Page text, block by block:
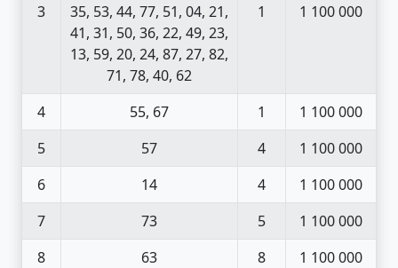
3
35, 53, 44, 77, 51, 04, 21,
41, 31, 50, 36, 22, 49, 23,
13, 59, 20, 24, 87, 27, 82,
71, 78, 40, 62
1 1 100 000
4 55, 67 1
1 100 000
5
57 4
1 100 000
6
14 4
1 100 000
7
73 5
1 100 000
8
63 8
1 100 000